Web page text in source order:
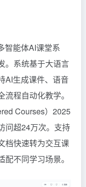
智能体AI课堂系
。系统基于大语言
AI生成课件、语音
程自动化教学。
Courses）2025
问超24万次。支持
档快速转为交互课
不同学习场景。